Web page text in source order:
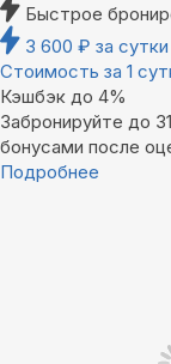
Быстрое
3 600 ₽ за сутки
Стоимость за 1
Кэшбэк до 4%
Забронируйте до
бонусами после
Подробнее